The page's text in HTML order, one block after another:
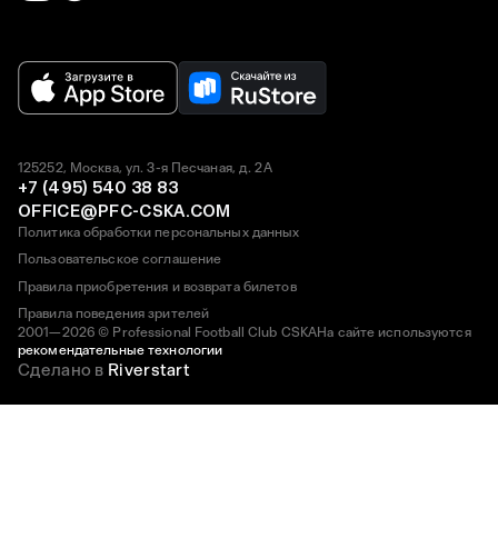
2001—2026 © Professional Football Club CSKAНа сайте используются
рекомендательные технологии
125252, Москва, ул. 3-я Песчаная, д. 2А
+7 (495) 540 38 83
OFFICE@PFC-CSKA.COM
Политика обработки персональных данных
Пользовательское соглашение
Правила приобретения и возврата билетов
Правила поведения зрителей
Сделано в Riverstart